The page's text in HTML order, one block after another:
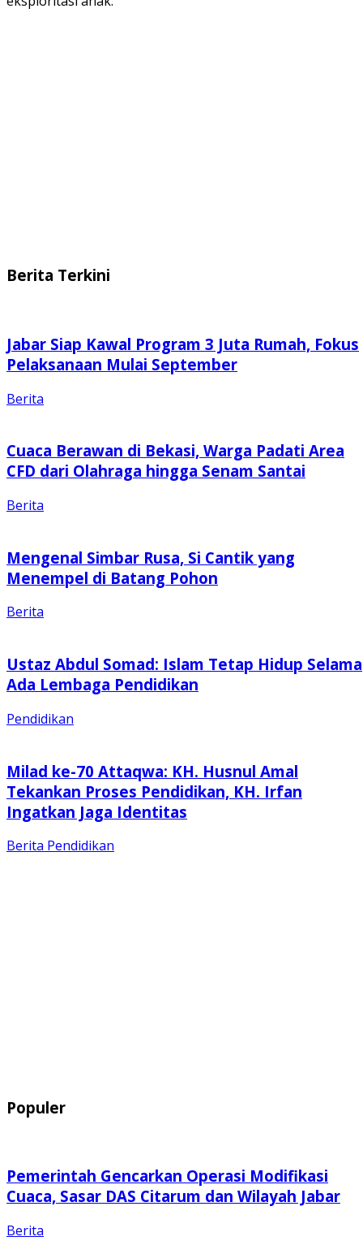
Berita Terkini
Jabar Siap Kawal Program 3 Juta Rumah, Fokus
Pelaksanaan Mulai September
Berita
Cuaca Berawan di Bekasi, Warga Padati Area
CFD dari Olahraga hingga Senam Santai
Berita
Mengenal Simbar Rusa, Si Cantik yang
Menempel di Batang Pohon
Berita
Ustaz Abdul Somad: Islam Tetap Hidup Selama
Ada Lembaga Pendidikan
Pendidikan
Milad ke-70 Attaqwa: KH. Husnul Amal
Tekankan Proses Pendidikan, KH. Irfan
Ingatkan Jaga Identitas
Berita Pendidikan
Populer
Pemerintah Gencarkan Operasi Modifikasi
Cuaca, Sasar DAS Citarum dan Wilayah Jabar
Berita